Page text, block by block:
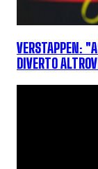
VERSTAPPEN:
DIVERTO